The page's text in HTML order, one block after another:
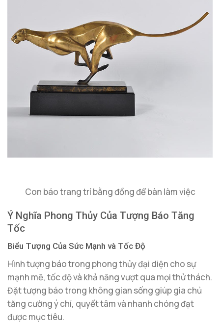
Con báo trang trí bằng đồng để bàn làm việc
Ý Nghĩa Phong Thủy Của Tượng Báo Tăng
Tốc
Biểu Tượng Của Sức Mạnh và Tốc Độ
Hình tượng báo trong phong thủy đại diện cho sự
mạnh mẽ, tốc độ và khả năng vượt qua mọi thử thách.
Đặt tượng báo trong không gian sống giúp gia chủ
tăng cường ý chí, quyết tâm và nhanh chóng đạt
được mục tiêu.